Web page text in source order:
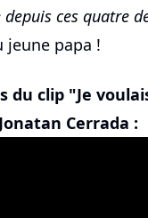
ces quatre
jeune papa !
du clip "Je
Cerrada :